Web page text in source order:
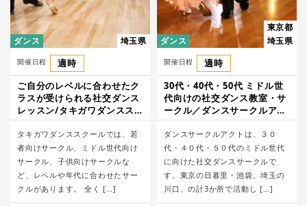
ダンス 埼玉県
開催日程
適時
ご自分のレベルに合わせたク
ラスが受けられる社交ダンス
レッスン/タキガワダンスス
クール
タキガワダンススクールでは、若
者向けサークル、ミドル世代向け
サークル、子供向けサークルな
ど、レベルや年代に合わせたサー
クルがあります。 全く […]
ダンス
東京都
埼玉県
開催日程
適時
30代・40代・50代 ミドル世
代向けの社交ダンス教室・サ
ークル／ダンスサークルアク
ト
ダンスサークルアクトは、３０
代・４０代・５０代のミドル世代
に向けた社交ダンスサークルで
す。東京の日暮里・池袋、埼玉の
川口、の計3か所で活動し […]